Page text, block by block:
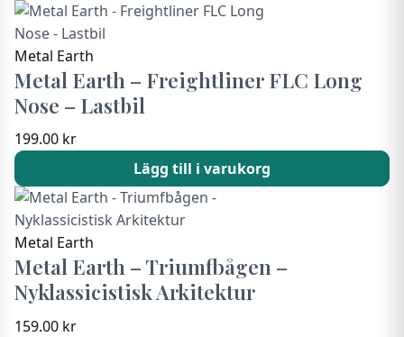
Metal Earth
Metal Earth – Freightliner FLC Long
Nose – Lastbil
199.00 kr
Lägg till i varukorg
Metal Earth
Metal Earth – Triumfbågen –
Nyklassicistisk Arkitektur
159.00 kr